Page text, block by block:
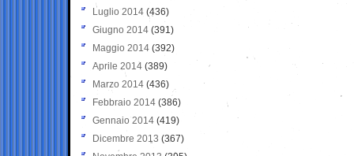
Luglio 2014 (436)
Giugno 2014 (391)
Maggio 2014 (392)
Aprile 2014 (389)
Marzo 2014 (436)
Febbraio 2014 (386)
Gennaio 2014 (419)
Dicembre 2013 (367)